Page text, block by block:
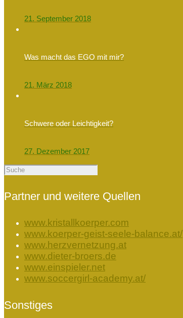
21. September 2018
Was macht das EGO mit mir?
21. März 2018
Schwere oder Leichtigkeit?
27. Dezember 2017
Partner und weitere Quellen
www.kristallkoerper.com
www.koerper-geist-seele-balance.at/
www.herzvernetzung.at
www.dieter-broers.de
www.einspieler.net
www.soccergirl-academy.at/
Sonstiges